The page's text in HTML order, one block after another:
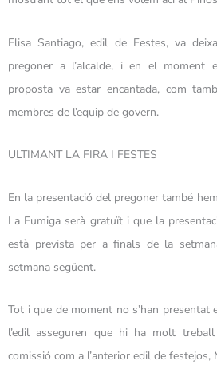
Elisa Santiago, edil de Festes, va
pregoner a l’alcalde, i en el moment
proposta va estar encantada, com
membres de l’equip de govern.
ULTIMANT LA FIRA I FESTES
En la presentació del pregoner també
La Fumiga serà gratuït i que la
està prevista per a finals de la
setmana següent.
Tot i que de moment no s’han presentat
l’edil asseguren que hi ha molt
comissió com a l’anterior edil de festejos,